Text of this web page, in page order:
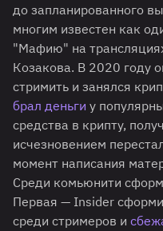
до запланированного
многим известен как
"Мафию" на
Козакова. В 2020 году
стримить и занялся
брал деньги у
средства в крипту,
исчезновением
момент написания
Среди комьюнити
Первая — Insider
среди стримеров и